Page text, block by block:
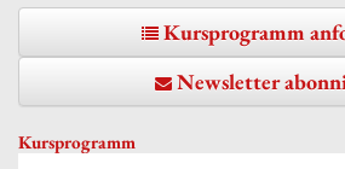
Kursprogramm
Kursprogramm
Newsletter